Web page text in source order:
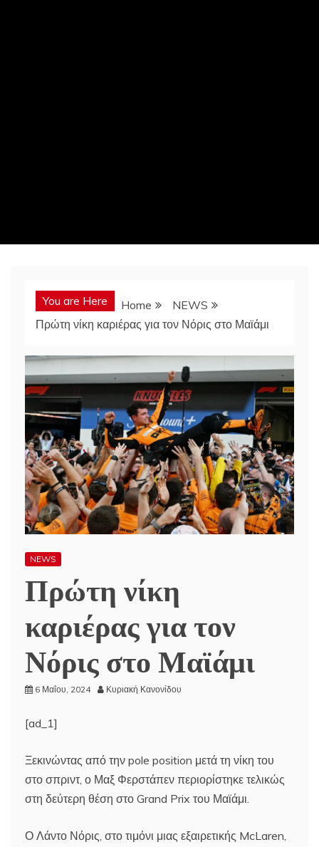
You are Here Home
NEWS
Πρώτη νίκη καριέρας για τον Νόρις στο Μαϊάμι
NEWS
Πρώτη νίκη
καριέρας για τον
Νόρις στο Μαϊάμι
6 Μαΐου, 2024 Κυριακή Κανονίδου
[ad_1]
Ξεκινώντας από την pole position μετά τη νίκη του
στο σπριντ, ο Μαξ Φερστάπεν περιορίστηκε τελικώς
στη δεύτερη θέση στο Grand Prix του Μαϊάμι.
Ο Λάντο Νόρις, στο τιμόνι μιας εξαιρετικής McLaren,